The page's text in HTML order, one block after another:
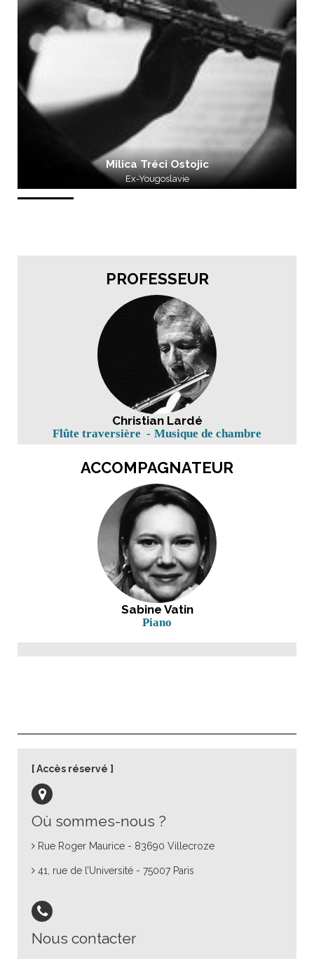
Milica Tréci Ostojic
Ex-Yougoslavie
PROFESSEUR
Christian Lardé
Flûte traversière Musique de chambre
ACCOMPAGNATEUR
Sabine Vatin
Piano
Où sommes-nous ?
Rue Roger Maurice - 83690 Villecroze
41, rue de l’Université - 75007 Paris
Nous contacter
Accès réservé